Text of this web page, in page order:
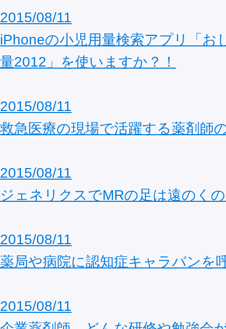
2015/08/11
iPhoneの小児用量検索アプリ「お
量2012」を使いますか？！
2015/08/11
救急医療の現場で活躍する薬剤師
2015/08/11
ジェネリクスでMRの足は遠のく
2015/08/11
薬局や病院に認知症キャラバンを
2015/08/11